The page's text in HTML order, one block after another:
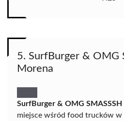
5. SurfBurger & OMG
Morena
SurfBurger & OMG
miejsce wśród food trucków w